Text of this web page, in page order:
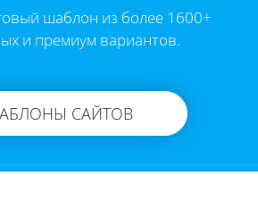
шаблон из более 1600+
и премиум вариантов.
САЙТОВ